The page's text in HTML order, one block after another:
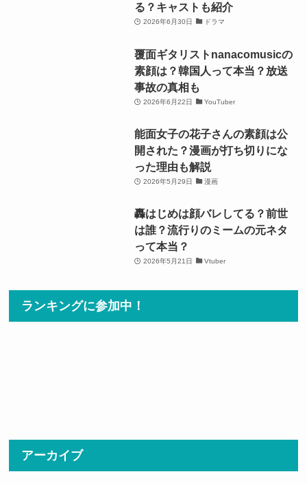
る？キャストも紹介
2026年6月30日 ドラマ
覆面ギタリストnanacomusicの
素顔は？韓国人って本当？放送
事故の真相も
2026年6月22日 YouTuber
能面女子の花子さんの素顔は公
開された？漫画が打ち切りにな
った理由も解説
2026年5月29日 漫画
轟はじめは顔バレしてる？前世
は誰？流行りのミームの元ネタ
って本当？
2026年5月21日 Vtuber
ランキングに参加中！
アーカイブ